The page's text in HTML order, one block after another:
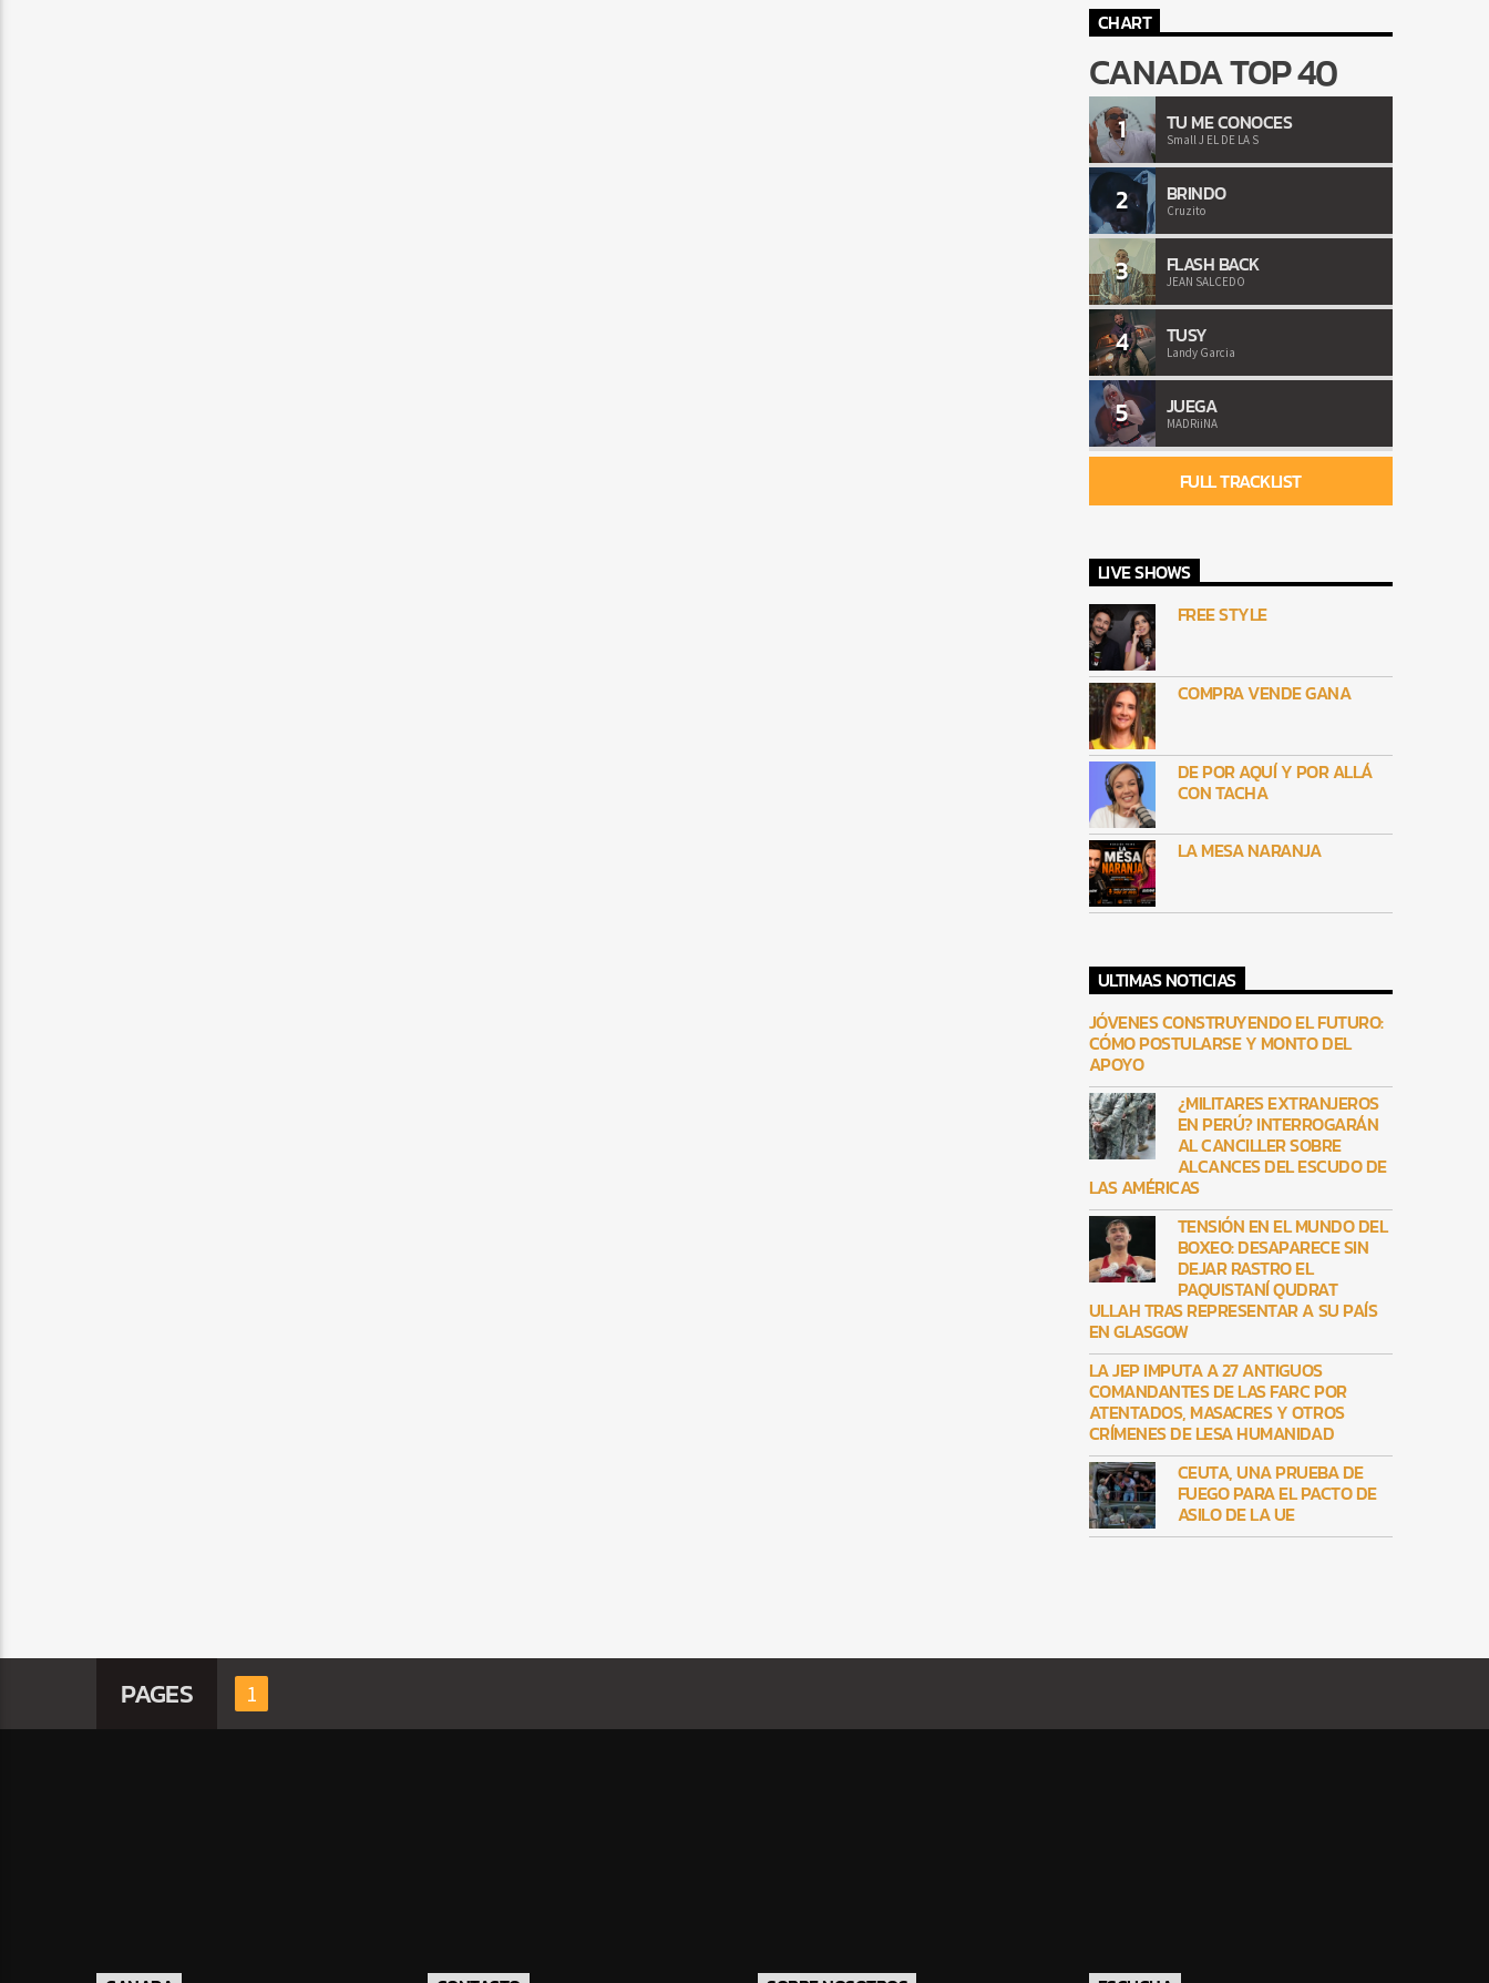
CHART
CANADA TOP 40
1 TU ME CONOCES
Small J EL DE LA S
2 BRINDO
Cruzito
3 FLASH BACK
JEAN SALCEDO
4 TUSY
Landy Garcia
5 JUEGA
MADRiiNA
FULL TRACKLIST
LIVE SHOWS
FREE STYLE
COMPRA VENDE GANA
DE POR AQUÍ Y POR ALLÁ
CON TACHA
LA MESA NARANJA
ULTIMAS NOTICIAS
JÓVENES CONSTRUYENDO EL FUTURO:
CÓMO POSTULARSE Y MONTO DEL
APOYO
¿MILITARES EXTRANJEROS
EN PERÚ? INTERROGARÁN
AL CANCILLER SOBRE
ALCANCES DEL ESCUDO DE
LAS AMÉRICAS
TENSIÓN EN EL MUNDO DEL
BOXEO: DESAPARECE SIN
DEJAR RASTRO EL
PAQUISTANÍ QUDRAT
ULLAH TRAS REPRESENTAR A SU PAÍS
EN GLASGOW
LA JEP IMPUTA A 27 ANTIGUOS
COMANDANTES DE LAS FARC POR
ATENTADOS, MASACRES Y OTROS
CRÍMENES DE LESA HUMANIDAD
CEUTA, UNA PRUEBA DE
FUEGO PARA EL PACTO DE
ASILO DE LA UE
PAGES 1